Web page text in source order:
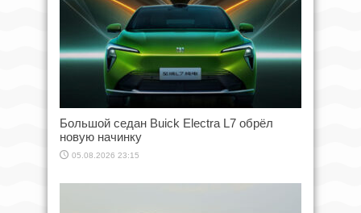
Большой седан Buick Electra L7 обрёл
новую начинку
05.08.2026 23:15